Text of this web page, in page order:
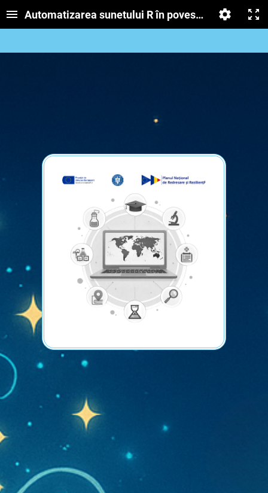
Automatizarea sunetului R în povestea „Omida